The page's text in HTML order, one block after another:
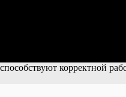
корректной